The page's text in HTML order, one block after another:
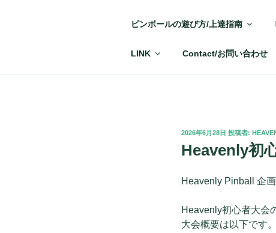
ピンボールの遊び方/上達指南
LINK Contact/お問い合わせ
投
日:
2026年6月28日 投稿者:
Heavenly初
Heavenly Pinball 企画
Heavenly初心者大会
大会概要は以下です。